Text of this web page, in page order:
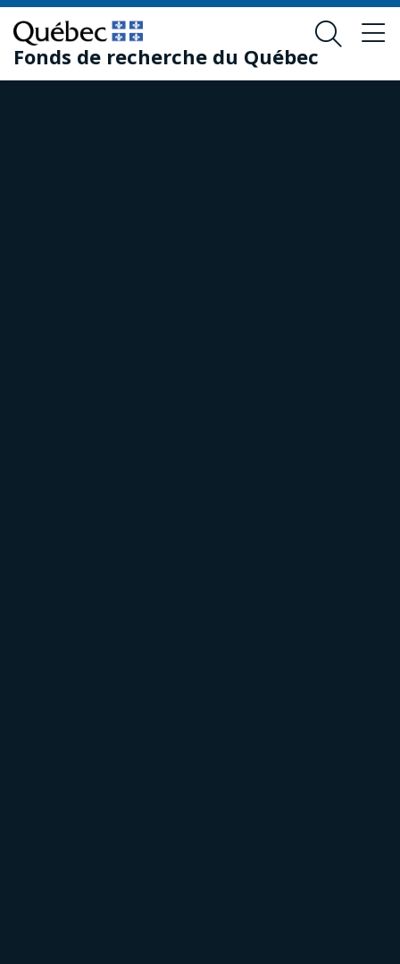
Skip
to
main
content
Skip
to
footer
Fonds de recherche du Québec